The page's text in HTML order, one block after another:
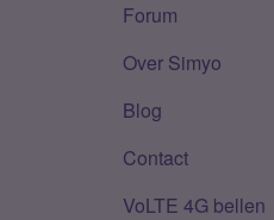
Forum
Over Simyo
Blog
Contact
VoLTE 4G bellen